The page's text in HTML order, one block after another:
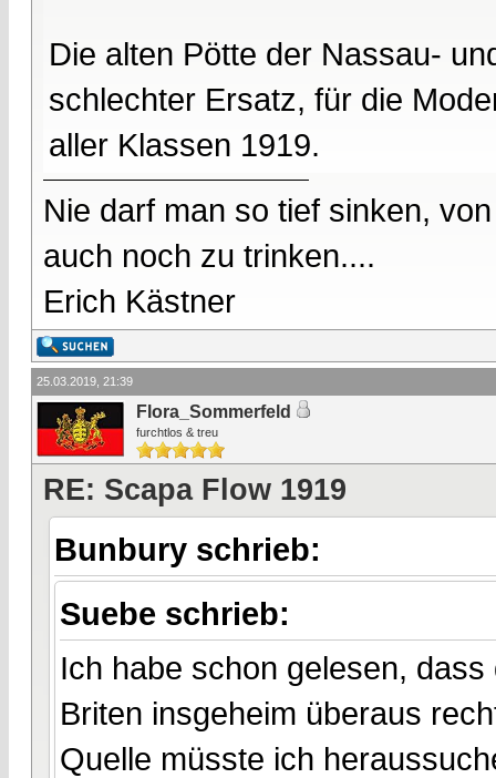
Die alten Pötte der Nassau-
schlechter Ersatz, für die
aller Klassen 1919.
Nie darf man so tief sinken,
auch noch zu trinken....
Erich Kästner
25.03.2019, 21:39
Flora_Sommerfeld
furchtlos & treu
RE: Scapa Flow 1919
Bunbury schrieb:
Suebe schrieb:
Ich habe schon gelesen,
Briten insgeheim überaus
Quelle müsste ich